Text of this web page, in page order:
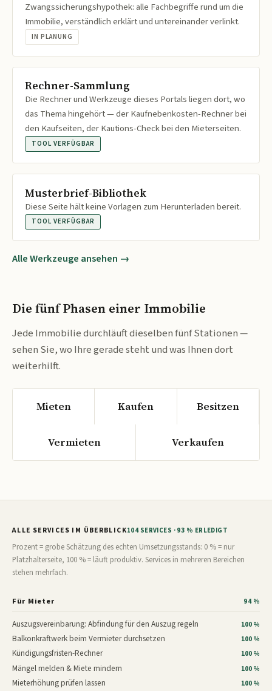
Zwangssicherungshypothek: alle Fachbegriffe rund um die
Immobilie, verständlich erklärt und untereinander verlinkt.
IN PLANUNG
Rechner-Sammlung
Die Rechner und Werkzeuge dieses Portals liegen dort, wo
das Thema hingehört — der Kaufnebenkosten-Rechner bei
den Kaufseiten, der Kautions-Check bei den Mieterseiten.
TOOL VERFÜGBAR
Musterbrief-Bibliothek
Diese Seite hält keine Vorlagen zum Herunterladen bereit.
TOOL VERFÜGBAR
Alle Werkzeuge ansehen →
Die fünf Phasen einer Immobilie
Jede Immobilie durchläuft dieselben fünf Stationen —
sehen Sie, wo Ihre gerade steht und was Ihnen dort
weiterhilft.
Mieten Kaufen Besitzen
Vermieten Verkaufen
ALLE SERVICES IM ÜBERBLICK104 SERVICES · 93 % ERLEDIGT
Prozent = grobe Schätzung des echten Umsetzungsstands: 0 % = nur
Platzhalterseite, 100 % = läuft produktiv. Services in mehreren Bereichen
stehen mehrfach.
Für Mieter 94 %
Auszugsvereinbarung: Abfindung für den Auszug regeln 100 %
Balkonkraftwerk beim Vermieter durchsetzen 100 %
Kündigungsfristen-Rechner 100 %
Mängel melden & Miete mindern 100 %
Mieterhöhung prüfen lassen 100 %